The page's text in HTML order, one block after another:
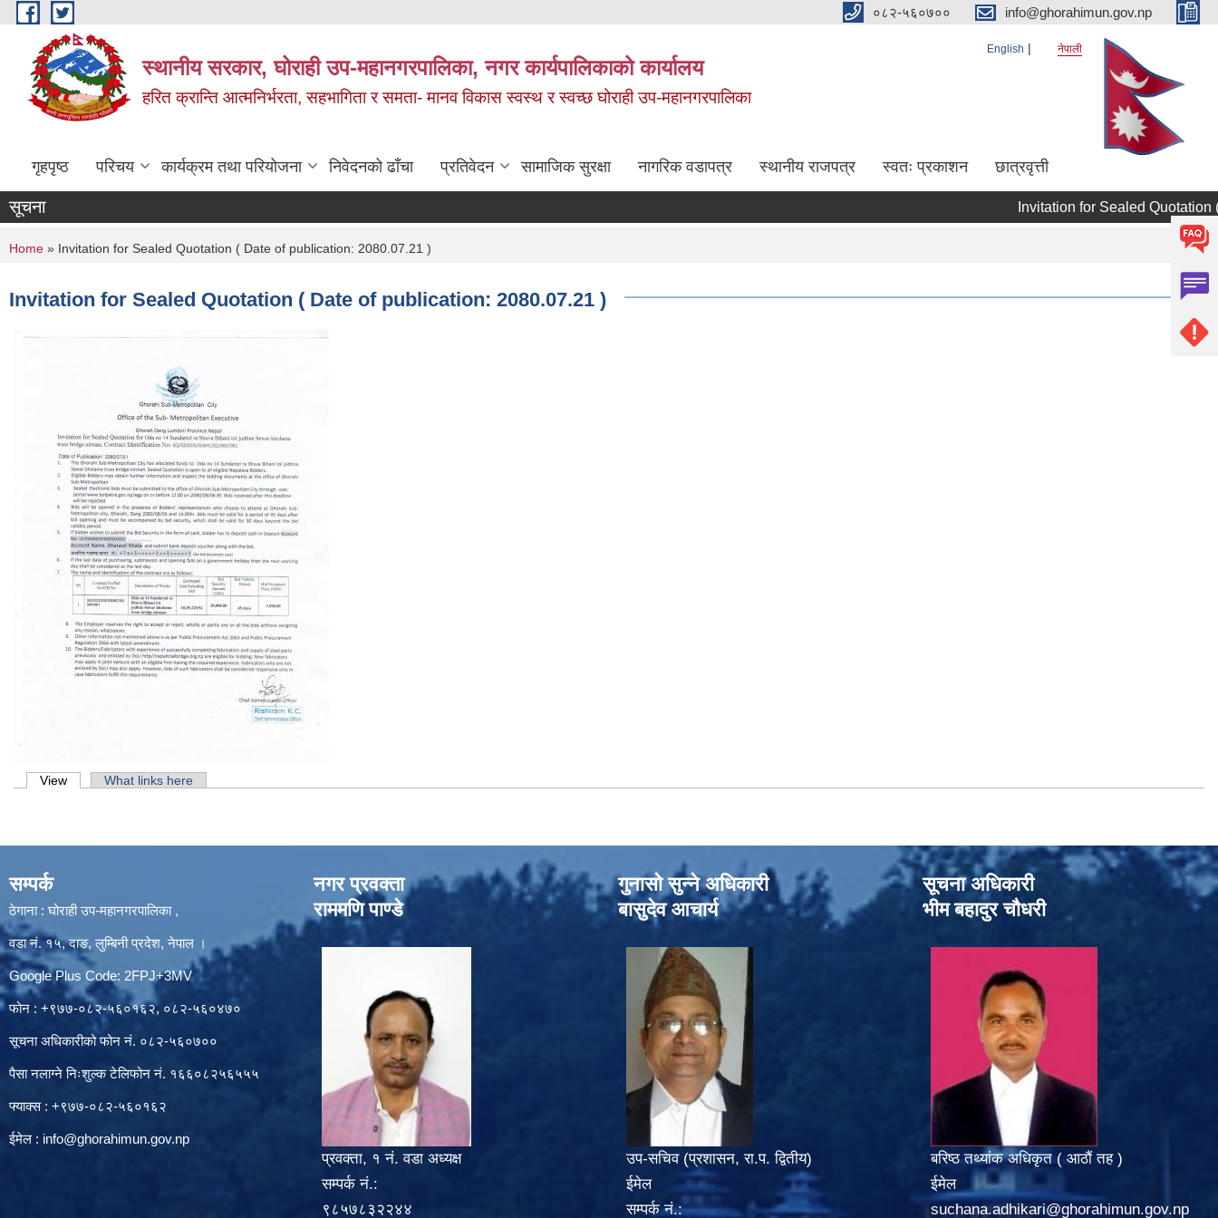
Skip to main content ०८२-५६०७०० info@ghorahimun.gov.np
स्थानीय सरकार, घोराही उप-महानगरपालिका, नगर कार्यपालिकाको कार्यालय
हरित क्रान्ति आत्मनिर्भरता, सहभागिता र समता- मानव विकास स्वस्थ र स्वच्छ घोराही उप-महानगरपालिका
English नेपाली
गृहपृष्ठ परिचय कार्यक्रम तथा परियोजना निवेदनको ढाँचा प्रतिवेदन सामाजिक सुरक्षा नागरिक वडापत्र स्थानीय राजपत्र स्वतः प्रकाशन छात्रवृत्ती
सूचना Invitation for Sealed Quotation (
You are here
Home » Invitation for Sealed Quotation ( Date of publication: 2080.07.21 )
Invitation for Sealed Quotation ( Date of publication: 2080.07.21 )
Primary tabs
View (active tab)What links here
सम्पर्क
ठेगाना : घोराही उप-महानगरपालिका ,
वडा नं. १५, दाङ, लुम्बिनी प्रदेश, नेपाल ।
Google Plus Code: 2FPJ+3MV
फोन : +९७७-०८२-५६०१६२, ०८२-५६०४७०
सूचना अधिकारीको फोन नं. ०८२-५६०७००
पैसा नलाग्ने निःशुल्क टेलिफोन नं. १६६०८२५६५५५
फ्याक्स : +९७७-०८२-५६०१६२
ईमेल : info@ghorahimun.gov.np
नगर प्रवक्ता
राममणि पाण्डे
प्रवक्ता, १ नं. वडा अध्यक्ष
सम्पर्क नं.:
९८५७८३२२४४
गुनासो सुन्‍ने अधिकारी
बासुदेव आचार्य
उप-सचिव (प्रशासन, रा.प. द्वितीय)
ईमेल
सम्पर्क नं.:
सूचना अधिकारी
भीम बहादुर चौधरी
बरिष्ठ तथ्यांक अधिकृत ( आठौं तह )
ईमेल
suchana.adhikari@ghorahimun.gov.np